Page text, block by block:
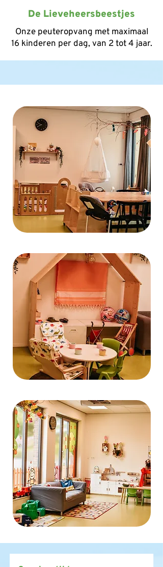
De Lieveheersbeestjes
Onze peuteropvang met maximaal
16 kinderen per dag, van 2 tot 4 jaar.